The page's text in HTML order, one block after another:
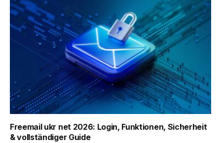
Freemail ukr net 2026: Login, Funktionen, Sicherheit
& vollständiger Guide